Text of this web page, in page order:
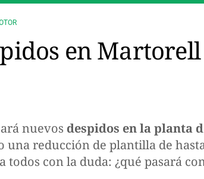
en
nuevos despidos en la planta
una reducción de plantilla de
todos con la duda: ¿qué pasará